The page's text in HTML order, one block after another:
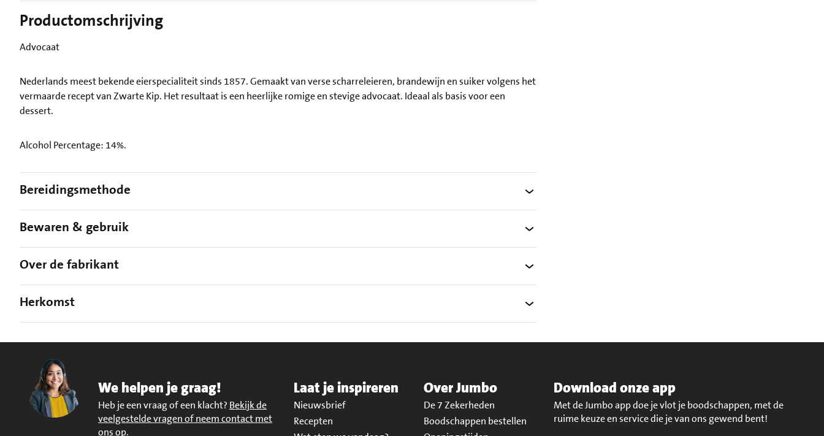
Productomschrijving
Advocaat
Nederlands meest bekende eierspecialiteit sinds 1857. Gemaakt van verse scharreleieren, brandewijn en suiker volgens het
vermaarde recept van Zwarte Kip. Het resultaat is een heerlijke romige en stevige advocaat. Ideaal als basis voor een
dessert.
Alcohol Percentage: 14%.
Bereidingsmethode
Bewaren & gebruik
Over de fabrikant
Herkomst
We helpen je graag!
Heb je een vraag of een klacht? Bekijk de
veelgestelde vragen of neem contact met
ons op.
Laat je inspireren
Nieuwsbrief
Recepten
Over Jumbo
De 7 Zekerheden
Boodschappen bestellen
Download onze app
Met de Jumbo app doe je vlot je boodschappen, met de
ruime keuze en service die je van ons gewend bent!